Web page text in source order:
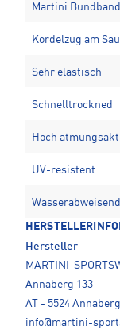
Martini
Kordelzug am
Sehr elastisch
Schnelltrockned
Hoch
UV-resistent
Wasserabweisend
Hersteller
MARTINI-
Annaberg 133
AT - 5524 Annaberg
info@martini-